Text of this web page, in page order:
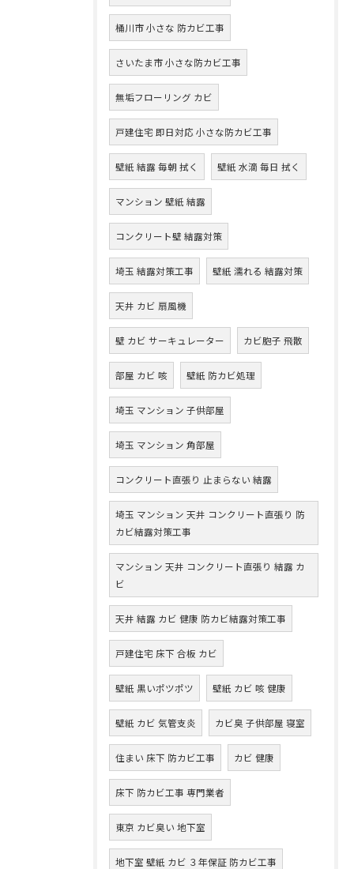
桶川市 小さな 防カビ工事
さいたま市 小さな防カビ工事
無垢フローリング カビ
戸建住宅 即日対応 小さな防カビ工事
壁紙 結露 毎朝 拭く 壁紙 水滴 毎日 拭く
マンション 壁紙 結露
コンクリート壁 結露対策
埼玉 結露対策工事 壁紙 濡れる 結露対策
天井 カビ 扇風機
壁 カビ サーキュレーター カビ胞子 飛散
部屋 カビ 咳 壁紙 防カビ処理
埼玉 マンション 子供部屋
埼玉 マンション 角部屋
コンクリート直張り 止まらない 結露
埼玉 マンション 天井 コンクリート直張り 防
カビ結露対策工事
マンション 天井 コンクリート直張り 結露 カ
ビ
天井 結露 カビ 健康 防カビ結露対策工事
戸建住宅 床下 合板 カビ
壁紙 黒いポツポツ 壁紙 カビ 咳 健康
壁紙 カビ 気管支炎 カビ臭 子供部屋 寝室
住まい 床下 防カビ工事 カビ 健康
床下 防カビ工事 専門業者
東京 カビ臭い 地下室
地下室 壁紙 カビ ３年保証 防カビ工事